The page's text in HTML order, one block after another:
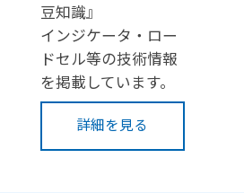
豆知識』
インジケータ・ロー
ドセル等の技術情報
を掲載しています。
詳細を見る